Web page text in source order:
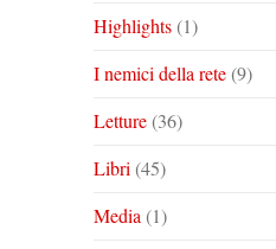
Highlights(1)
I nemici della rete(9)
Letture(36)
Libri (45)
Media (1)